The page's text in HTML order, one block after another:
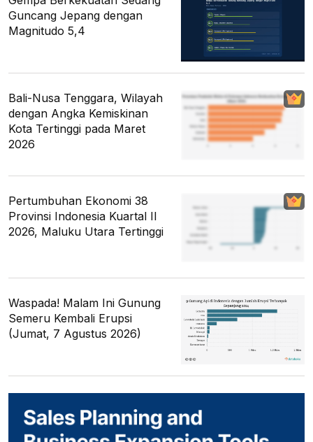
Guncang Jepang dengan
Magnitudo 5,4
Bali-Nusa Tenggara, Wilayah
dengan Angka Kemiskinan
Kota Tertinggi pada Maret
2026
Pertumbuhan Ekonomi 38
Provinsi Indonesia Kuartal II
2026, Maluku Utara Tertinggi
Waspada! Malam Ini Gunung
Semeru Kembali Erupsi
(Jumat, 7 Agustus 2026)